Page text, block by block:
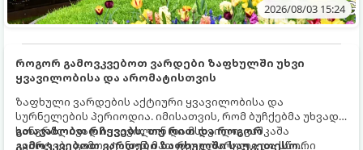
2026/08/03 15:24
როგორ გამოვკვებოთ ვარდები ზაფხულში უხვი
ყვავილობისა და არომატისთვის
ზაფხული ვარდების აქტიური ყვავილობისა და
სურნელების პერიოდია. იმისათვის, რომ ბუჩქებმა უხვად,
ხანგრძლივად იყვავილონ და მსხვილი, კაშკაშა
კვირტები გამოიტანონ, მათ რეგულარული და სწორი
გთავაზობთ რჩევებს, თუ რით და როგორ
გამოვკვებოთ ვარდები ზაფხულში საუკეთესო